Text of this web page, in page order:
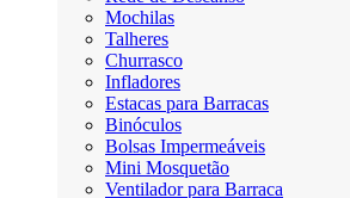
Mochilas
Talheres
Churrasco
Infladores
Estacas para Barracas
Binóculos
Bolsas Impermeáveis
Mini Mosquetão
Ventilador para Barraca